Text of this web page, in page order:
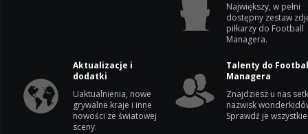
Największy, w pełni
dostępny zestaw
piłkarzy do Football
Managera.
Aktualizacje i
dodatki
Uaktualnienia, nowe
grywalne kraje i inne
nowości ze światowej
sceny.
Talenty do
Managera
Znajdziesz u nas
nazwisk
Sprawdź je